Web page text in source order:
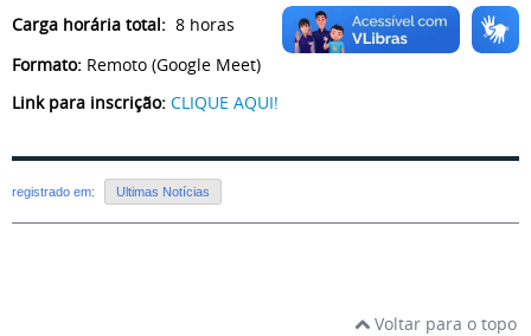
Carga horária total: 8 horas
Formato: Remoto (Google Meet)
Link para inscrição: CLIQUE AQUI!
registrado em: Ultimas Notícias
Voltar para o topo